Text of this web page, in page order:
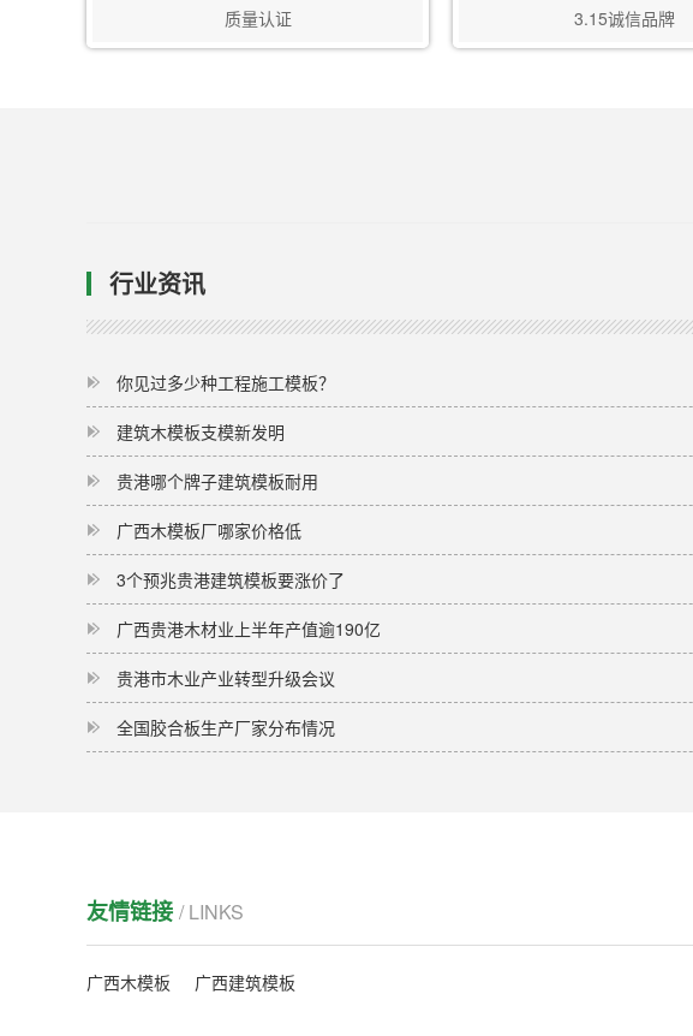
质量认证 3.15诚信品牌
行业资讯
你见过多少种工程施工模板？
建筑木模板支模新发明
贵港哪个牌子建筑模板耐用
广西木模板厂哪家价格低
3个预兆贵港建筑模板要涨价了
广西贵港木材业上半年产值逾190亿
贵港市木业产业转型升级会议
全国胶合板生产厂家分布情况
友情链接 / LINKS
广西木模板 广西建筑模板